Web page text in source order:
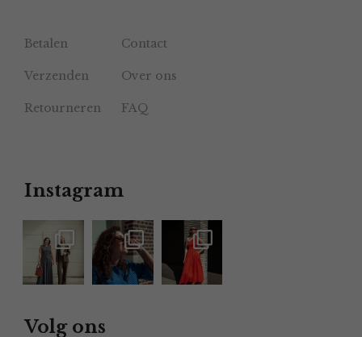
Betalen Contact
Verzenden Over ons
Retourneren FAQ
Instagram
Volg ons